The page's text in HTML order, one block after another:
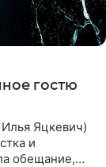
гостю
Яцкевич)
и
обещание,